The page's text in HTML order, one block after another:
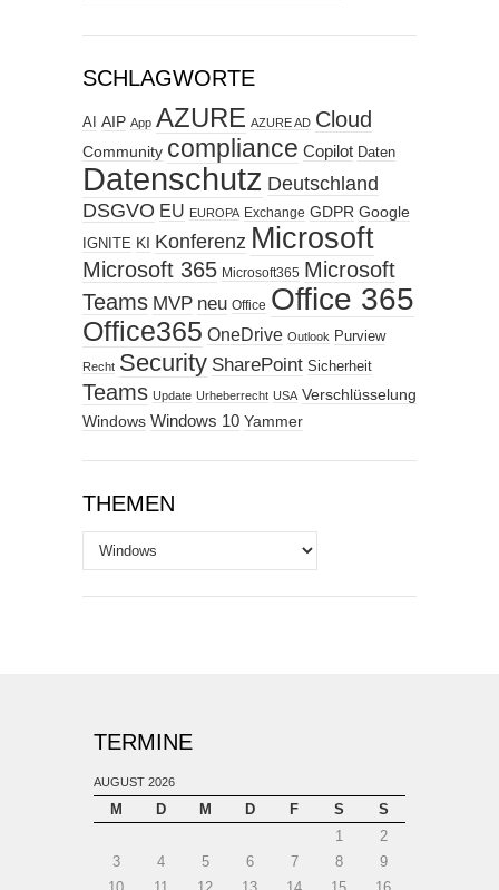
SCHLAGWORTE
AI AIP App AZURE AZURE AD Cloud
Community compliance Copilot Daten
Datenschutz Deutschland
DSGVO EU EUROPA Exchange GDPR Google
IGNITE KI Konferenz Microsoft
Microsoft 365 Microsoft365 Microsoft
Teams MVP neu Office Office 365
Office365 OneDrive Outlook Purview
Recht Security SharePoint Sicherheit
Teams Update Urheberrecht USA Verschlüsselung
Windows Windows 10 Yammer
THEMEN
Themen
TERMINE
AUGUST 2026
M D M D F S
S
1
2
3
4 5 6 7 8
9